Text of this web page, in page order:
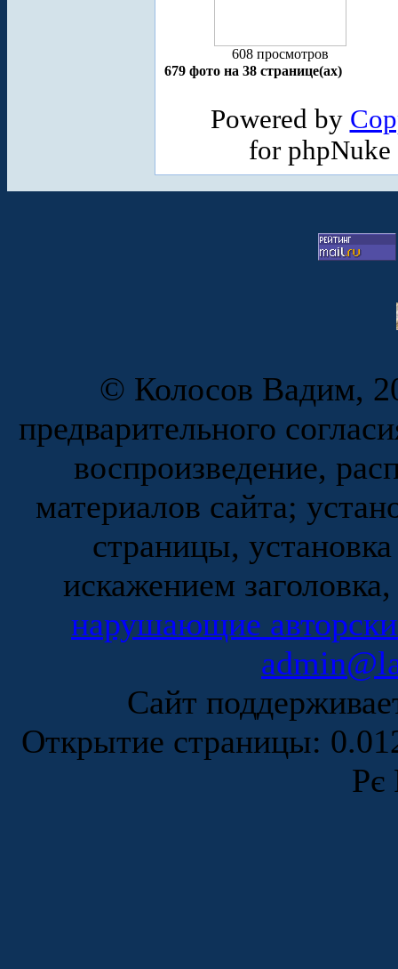
608 просмотров
679 фото на 38 странице(ах)
Powered by
for
© Колосов Вадим,
предварительного
воспроизведение,
материалов сайта;
страницы,
искажением
нарушающие
Сайт
Открытие страницы:
Рє